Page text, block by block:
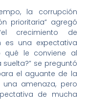
la corrupción
prioritaria” agregó
crecimiento de
es una expectativa
qué le conviene al
se preguntó
el aguante de la
amenaza, pero
de mucha